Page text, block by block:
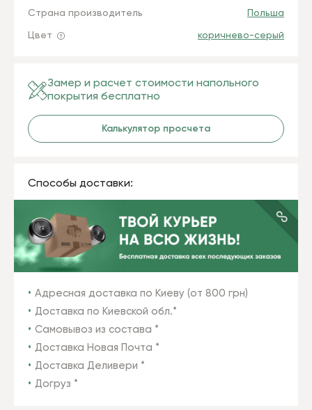
Страна производитель Польша
Цвет коричнево-серый
Замер и расчет стоимости напольного
покрытия бесплатно
Калькулятор просчета
Способы доставки:
Адресная доставка по Киеву (от 800 грн)
Доставка по Киевской обл.*
Самовывоз из состава *
Доставка Новая Почта *
Доставка Деливери *
Догруз *